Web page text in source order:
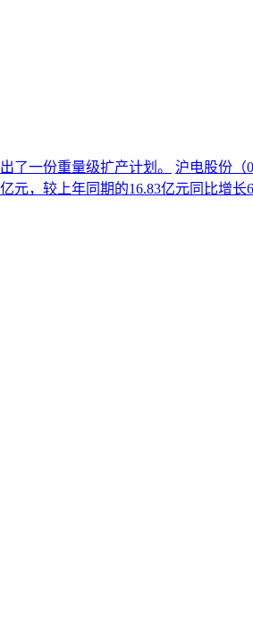
了一份重量级扩产计划。
沪电股份（
，较上年同期的16.83亿元同比增长